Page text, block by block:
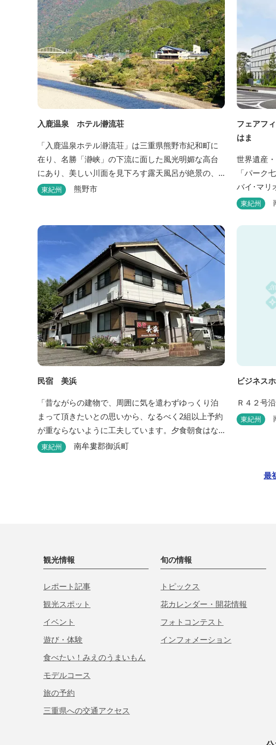
入鹿温泉 ホテル瀞流荘
「入鹿温泉ホテル瀞流荘」は三重県熊野市紀和町に
在り、名勝「瀞峡」の下流に面した風光明媚な高台
にあり、美しい川面を見下ろす露天風呂が絶景の、
静かにゆっくりとお過ごしいただくことができる温
（熊野三山）、玉置神社が近くに点在し、和歌山・
奈良の遺産や名所からも近いことから観光アクセス
には大変便利な立地と...
東紀州 熊野市
フェアフ
はま
世界遺産
「パーク
バイ･マリ
背に雄大
て暖かで
東紀州
民宿 美浜
「昔ながらの建物で、周囲に気を遣わずゆっくり泊
まって頂きたいとの思いから、なるべく2組以上予約
が重ならないように工夫しています。夕食朝食はな
るべく、地元のものを使って、仕事などで連泊の方
東紀州 南牟婁郡御浜町
ビジネス
Ｒ４２号
東紀州
最
観光情報
レポート記事
観光スポット
イベント
遊び・体験
食べたい！みえのうまいもん
モデルコース
旅の予約
三重県への交通アクセス
旬の情報
トピックス
花カレンダー・開花情報
フォトコンテスト
インフォメーション